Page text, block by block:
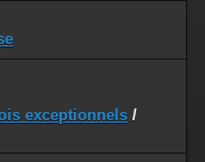
exceptionnels /